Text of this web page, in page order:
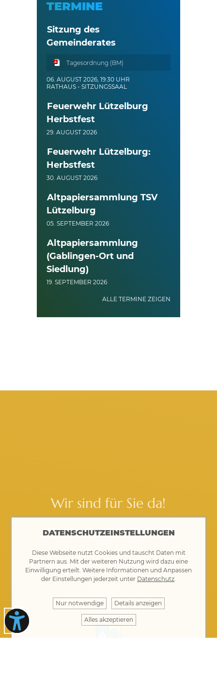
TERMINE
Sitzung des
Gemeinderates
Tagesordnung (BM)
06. AUGUST 2026, 19:30 UHR
RATHAUS - SITZUNGSSAAL
Feuerwehr Lützelburg
Herbstfest
29. AUGUST 2026
Feuerwehr Lützelburg:
Herbstfest
30. AUGUST 2026
Altpapiersammlung TSV
Lützelburg
05. SEPTEMBER 2026
Altpapiersammlung
(Gablingen-Ort und
Siedlung)
19. SEPTEMBER 2026
ALLE TERMINE ZEIGEN
Wir sind für Sie da!
IHRE ANSPRECHPARTNER FINDEN
Rathaus Gablingen
Rathausplatz 1 · 86456 Gablingen
rathaus@gablingen.de
DATENSCHUTZEINSTELLUNGEN
Diese Webseite nutzt Cookies und tauscht Daten mit
Partnern aus. Mit der weiteren Nutzung wird dazu eine
Einwilligung erteilt. Weitere Informationen und Anpassen
der Einstellungen jederzeit unter Datenschutz.
Nur notwendige Details anzeigen
Alles akzeptieren